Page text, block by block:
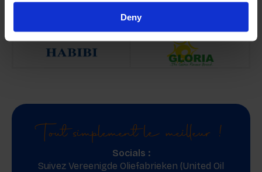
Deny
Tout simplement le meilleur !
Socials :
Suivez Vereenigde Oliefabrieken (United Oil